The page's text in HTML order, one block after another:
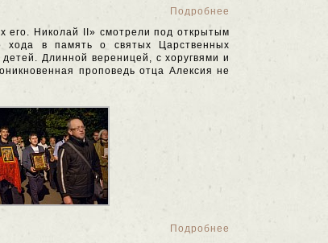
Подробнее
его. Николай II» смотрели под открытым
хода в память о святых Царственных
Длинной вереницей, с хоругвями и
проповедь отца Алексия не
Подробнее